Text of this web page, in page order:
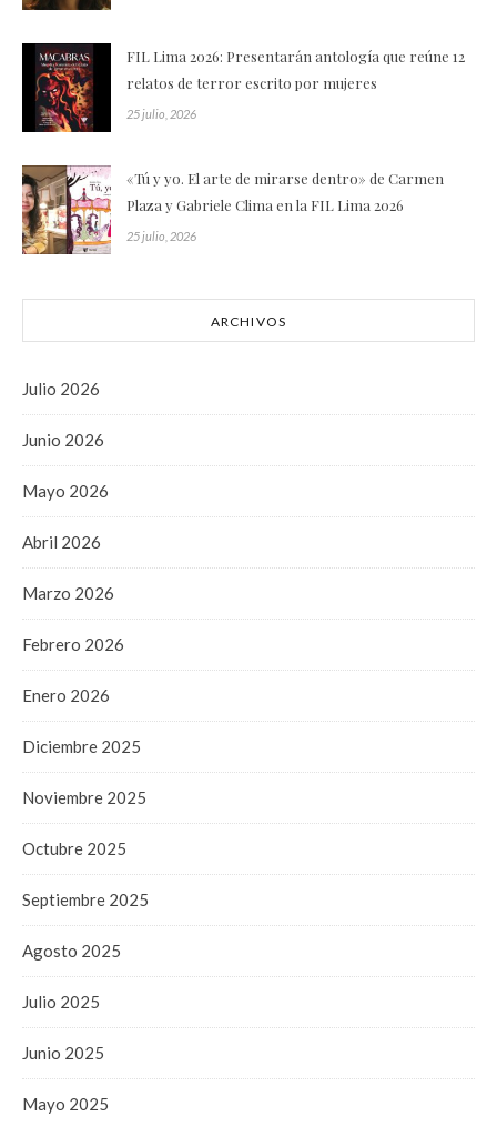
FIL Lima 2026: Presentarán antología que reúne 12
relatos de terror escrito por mujeres
25 julio, 2026
«Tú y yo. El arte de mirarse dentro» de Carmen
Plaza y Gabriele Clima en la FIL Lima 2026
25 julio, 2026
ARCHIVOS
Julio 2026
Junio 2026
Mayo 2026
Abril 2026
Marzo 2026
Febrero 2026
Enero 2026
Diciembre 2025
Noviembre 2025
Octubre 2025
Septiembre 2025
Agosto 2025
Julio 2025
Junio 2025
Mayo 2025